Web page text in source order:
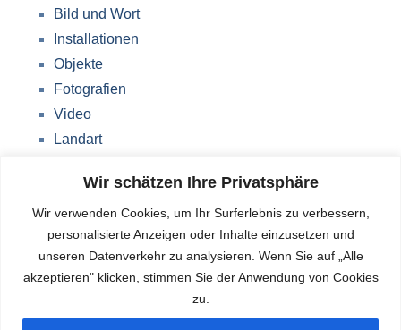
Wir schätzen Ihre Privatsphäre
Wir verwenden Cookies, um Ihr Surferlebnis zu verbessern,
personalisierte Anzeigen oder Inhalte einzusetzen und
unseren Datenverkehr zu analysieren. Wenn Sie auf „Alle
akzeptieren" klicken, stimmen Sie der Anwendung von Cookies
zu.
Bild und Wort
Installationen
Objekte
Fotografien
Video
Landart
Über mich
Impressum
Datenschutzerklärung
Blog
Deutsch